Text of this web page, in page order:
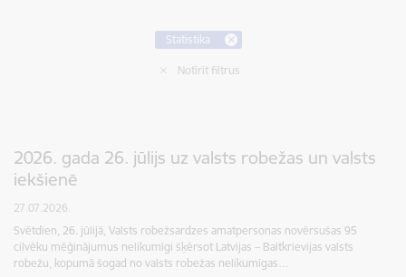
Statistika
Notīrīt filtrus
2026. gada 26. jūlijs uz valsts robežas un valsts
iekšienē
27.07.2026.
Svētdien, 26. jūlijā, Valsts robežsardzes amatpersonas novērsušas 95
cilvēku mēģinājumus nelikumīgi šķērsot Latvijas – Baltkrievijas valsts
robežu, kopumā šogad no valsts robežas nelikumīgas…